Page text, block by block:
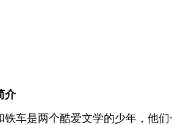
介
铁车是两个酷爱文学的少年，他